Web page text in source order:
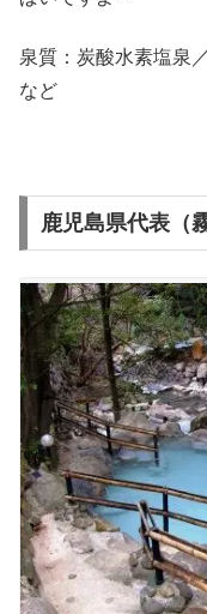
泉質：炭酸水素塩泉
など
鹿児島県代表（